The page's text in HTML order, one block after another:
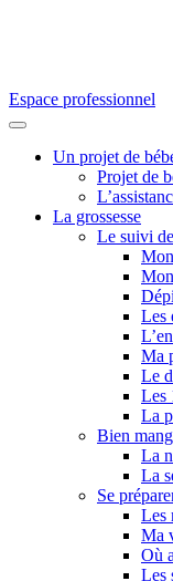
Espace professionnel
Un projet de
Projet de
La grossesse
Le suivi
Les
Ma
Le
Les
La
Bien
La
La
Se
Les
Ma
Où
Les